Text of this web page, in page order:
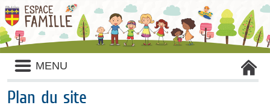
Liste
des
avertissements
MENU
Plan du site